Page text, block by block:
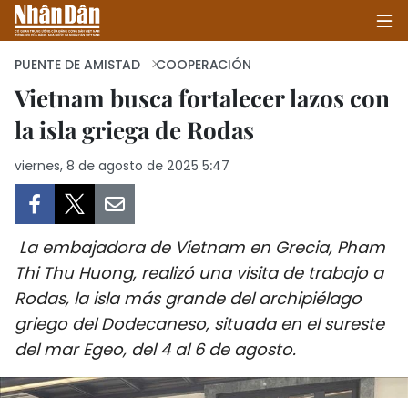
INICIO
POLÍTICA
SOCIEDAD
SALUD - MEDIO AMBIENTE
CULTURA - ENTRETENIMIENTO
INTERNACIONAL
PUENTE DE AMISTAD COOPERACIÓN
Vietnam busca fortalecer lazos con
la isla griega de Rodas
viernes, 8 de agosto de 2025 5:47
La embajadora de Vietnam en Grecia, Pham
Thi Thu Huong, realizó una visita de trabajo a
Rodas, la isla más grande del archipiélago
griego del Dodecaneso, situada en el sureste
del mar Egeo, del 4 al 6 de agosto.